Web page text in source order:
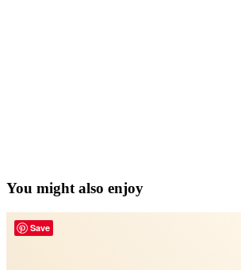
You might also enjoy
Save